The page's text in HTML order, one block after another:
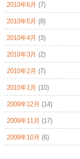
2010年6月 (7)
2010年5月 (8)
2010年4月 (3)
2010年3月 (2)
2010年2月 (7)
2010年1月 (10)
2009年12月 (14)
2009年11月 (17)
2009年10月 (6)